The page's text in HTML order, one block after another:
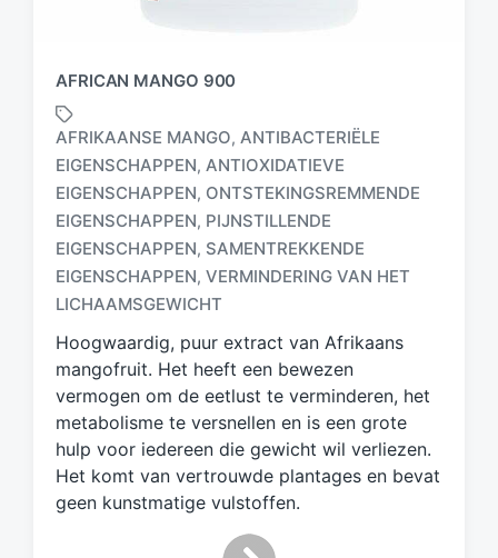
AFRICAN MANGO 900
G
e
t
g
d
m
t
AFRIKAANSE MANGO, ANTIBACTERIËLE
EIGENSCHAPPEN, ANTIOXIDATIEVE
EIGENSCHAPPEN, ONTSTEKINGSREMMENDE
EIGENSCHAPPEN, PIJNSTILLENDE
EIGENSCHAPPEN, SAMENTREKKENDE
EIGENSCHAPPEN, VERMINDERING VAN HET
LICHAAMSGEWICHT
Hoogwaardig, puur extract van Afrikaans
mangofruit. Het heeft een bewezen
vermogen om de eetlust te verminderen, het
metabolisme te versnellen en is een grote
hulp voor iedereen die gewicht wil verliezen.
Het komt van vertrouwde plantages en bevat
geen kunstmatige vulstoffen.